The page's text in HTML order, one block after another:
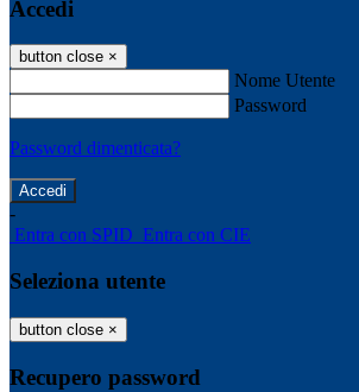
Accedi
button close ×
Nome Utente
Password
Password dimenticata?
-
Entra con SPID Entra con CIE
Seleziona utente
button close ×
Recupero password